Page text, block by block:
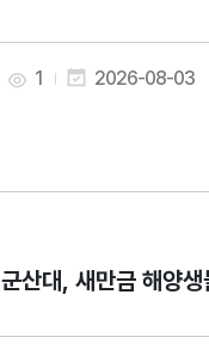
1 2026-08-03
군산대, 새만금 해양